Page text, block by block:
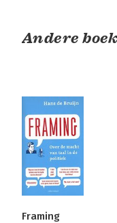
Andere
Framing